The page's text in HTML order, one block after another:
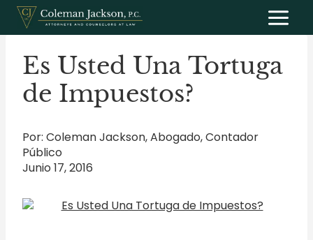
Saltar
contenido
Es Usted Una Tortuga
de Impuestos?
Por: Coleman Jackson, Abogado, Contador
Público
Junio 17, 2016